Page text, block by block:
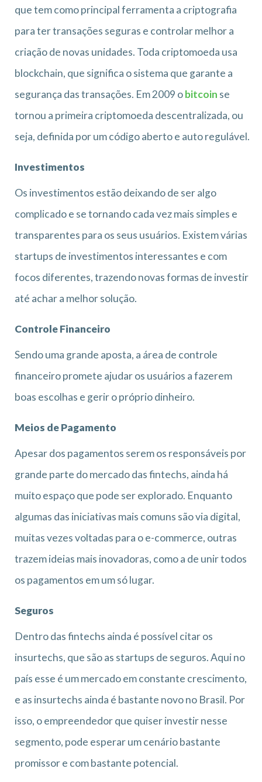
que tem como principal ferramenta a criptografia
para ter transações seguras e controlar melhor a
criação de novas unidades. Toda criptomoeda usa
blockchain, que significa o sistema que garante a
segurança das transações. Em 2009 obitcoin se
tornou a primeira criptomoeda descentralizada, ou
seja, definida por um código aberto e auto regulável.
Investimentos
Os investimentos estão deixando de ser algo
complicado e se tornando cada vez mais simples e
transparentes para os seus usuários. Existem várias
startups de investimentos interessantes e com
focos diferentes, trazendo novas formas de investir
até achar a melhor solução.
Controle Financeiro
Sendo uma grande aposta, a área de controle
financeiro promete ajudar os usuários a fazerem
boas escolhas e gerir o próprio dinheiro.
Meios de Pagamento
Apesar dos pagamentos serem os responsáveis por
grande parte do mercado das fintechs, ainda há
muito espaço que pode ser explorado. Enquanto
algumas das iniciativas mais comuns são via digital,
muitas vezes voltadas para o e-commerce, outras
trazem ideias mais inovadoras, como a de unir todos
os pagamentos em um só lugar.
Seguros
Dentro das fintechs ainda é possível citar os
insurtechs, que são as startups de seguros. Aqui no
país esse é um mercado em constante crescimento,
e as insurtechs ainda é bastante novo no Brasil. Por
isso, o empreendedor que quiser investir nesse
segmento, pode esperar um cenário bastante
promissor e com bastante potencial.